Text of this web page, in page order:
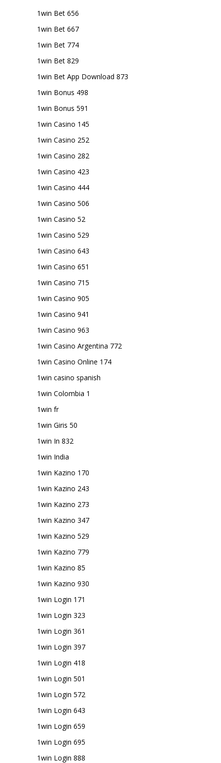
1win Bet 656
1win Bet 667
1win Bet 774
1win Bet 829
1win Bet App Download 873
1win Bonus 498
1win Bonus 591
1win Casino 145
1win Casino 252
1win Casino 282
1win Casino 423
1win Casino 444
1win Casino 506
1win Casino 52
1win Casino 529
1win Casino 643
1win Casino 651
1win Casino 715
1win Casino 905
1win Casino 941
1win Casino 963
1win Casino Argentina 772
1win Casino Online 174
1win casino spanish
1win Colombia 1
1win fr
1win Giris 50
1win In 832
1win India
1win Kazino 170
1win Kazino 243
1win Kazino 273
1win Kazino 347
1win Kazino 529
1win Kazino 779
1win Kazino 85
1win Kazino 930
1win Login 171
1win Login 323
1win Login 361
1win Login 397
1win Login 418
1win Login 501
1win Login 572
1win Login 643
1win Login 659
1win Login 695
1win Login 888